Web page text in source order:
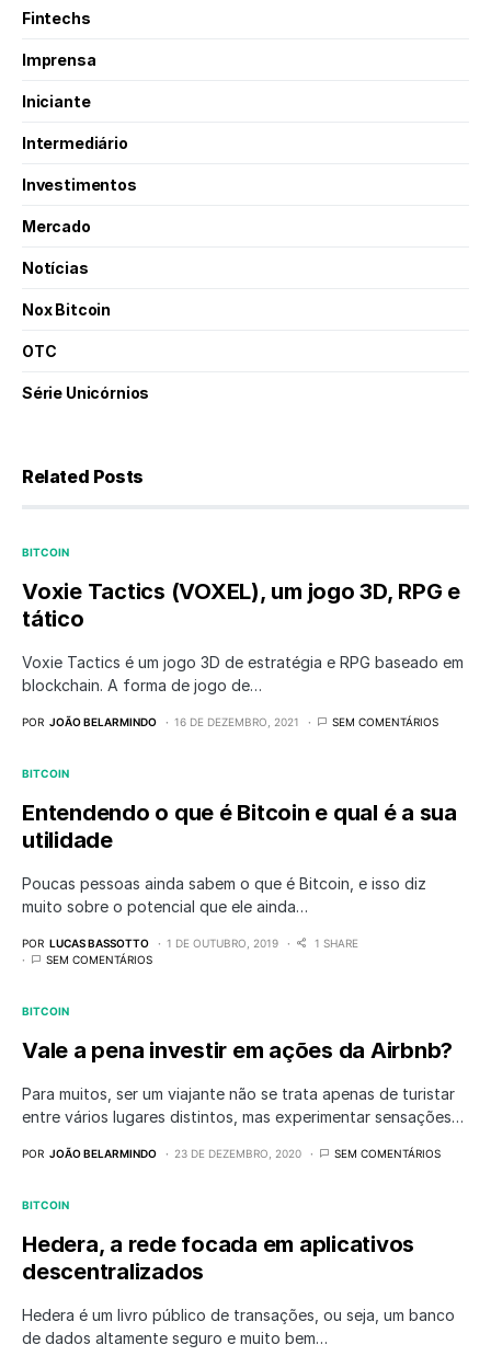
Fintechs
Imprensa
Iniciante
Intermediário
Investimentos
Mercado
Notícias
Nox Bitcoin
OTC
Série Unicórnios
Related Posts
BITCOIN
Voxie Tactics (VOXEL), um jogo 3D, RPG e
tático
Voxie Tactics é um jogo 3D de estratégia e RPG baseado em
blockchain. A forma de jogo de…
POR JOÃO BELARMINDO 16 DE DEZEMBRO, 2021 SEM COMENTÁRIOS
BITCOIN
Entendendo o que é Bitcoin e qual é a sua
utilidade
Poucas pessoas ainda sabem o que é Bitcoin, e isso diz
muito sobre o potencial que ele ainda…
POR LUCAS BASSOTTO 1 DE OUTUBRO, 2019
1 SHARE
SEM COMENTÁRIOS
BITCOIN
Vale a pena investir em ações da Airbnb?
Para muitos, ser um viajante não se trata apenas de turistar
entre vários lugares distintos, mas experimentar sensações…
POR JOÃO BELARMINDO 23 DE DEZEMBRO, 2020 SEM COMENTÁRIOS
BITCOIN
Hedera, a rede focada em aplicativos
descentralizados
Hedera é um livro público de transações, ou seja, um banco
de dados altamente seguro e muito bem…